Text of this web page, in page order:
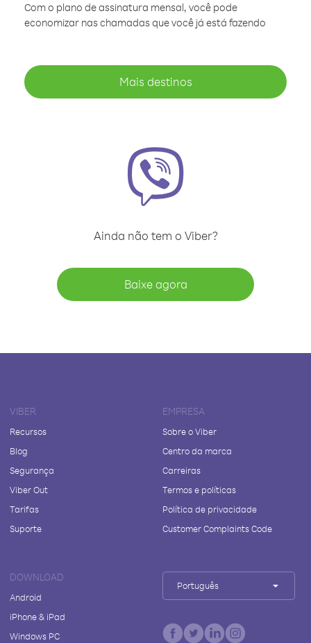
Com o plano de assinatura mensal, você pode
economizar nas chamadas que você já está fazendo
Mais destinos
Ainda não tem o Viber?
Baixe agora
VIBER
Recursos
Blog
Segurança
Viber Out
Tarifas
Suporte
EMPRESA
Sobre o Viber
Centro da marca
Carreiras
Termos e políticas
Política de privacidade
Customer Complaints Code
DOWNLOAD
Android
iPhone & iPad
Windows PC
Português